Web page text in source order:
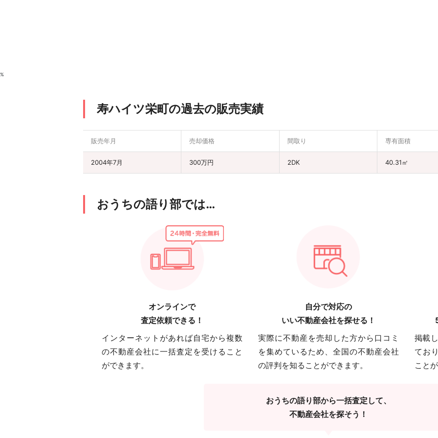
%
寿ハイツ栄町の過去の販売実績
販売年月 売却価格 間取り 専有面積
2004年7月 300万円 2DK 40.31㎡
おうちの語り部では…
オンラインで
査定依頼できる！
インターネットがあれば自宅から複数
の不動産会社に一括査定を受けること
ができます。
自分で対応の
いい不動産会社を探せる！
実際に不動産を売却した方から口コミ
を集めているため、全国の不動産会社
の評判を知ることができます。
掲載
てお
こと
おうちの語り部から一括査定して、
不動産会社を探そう！